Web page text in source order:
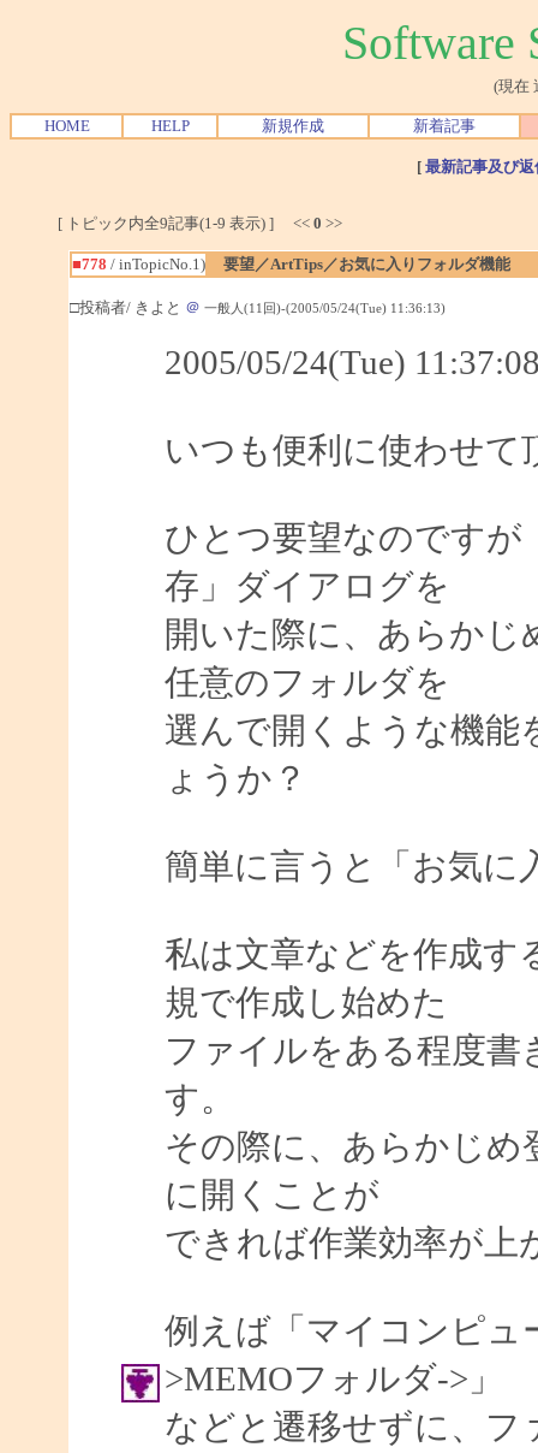
Software
(現在
HOME HELP 新規作成 新着記事
[ 最新記事及び
[ トピック内全9記事(1-9 表示) ] << 0 >>
■778 / inTopicNo.1) 要望／ArtTips／お気に入りフォルダ機能
□投稿者/ きよと ＠ 一般人(11回)-(2005/05/24(Tue) 11:36:13)
2005/05/24(Tue)
いつも便利に使わせて
ひとつ要望なのですが
存」ダイアログを
開いた際に、あらか
任意のフォルダを
選んで開くような機能
ょうか？
簡単に言うと「お気に
私は文章などを作成す
規で作成し始めた
ファイルをある程度書
す。
その際に、あらかじ
に開くことが
できれば作業効率が上
例えば「マイコンピュ
>MEMOフォルダ->」
などと遷移せずに、